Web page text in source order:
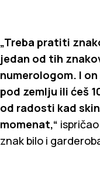
„Treba pratiti
jedan od tih
numerologom. I
pod zemlju ili ćeš
od radosti kad
momenat,“
znak bilo i